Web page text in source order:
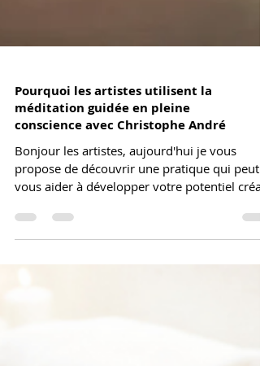
Pourquoi les artistes utilisent la
méditation guidée en pleine
conscience avec Christophe André
propose de découvrir une pratique qui peut
vous aider à développer votre potentiel